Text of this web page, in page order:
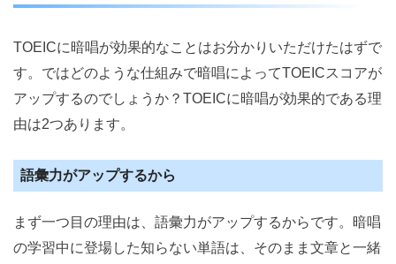
TOEICに暗唱が効果的なことはお分かりいただけたはずで
す。ではどのような仕組みで暗唱によってTOEICスコアが
アップするのでしょうか？TOEICに暗唱が効果的である理
由は2つあります。
語彙力がアップするから
まず一つ目の理由は、語彙力がアップするからです。暗唱
の学習中に登場した知らない単語は、そのまま文章と一緒